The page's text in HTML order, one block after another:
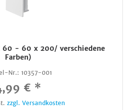
60 - 60 x 200/ verschiedene
Farben)
Nr.: 10357-001
€ *
zzgl. Versandkosten